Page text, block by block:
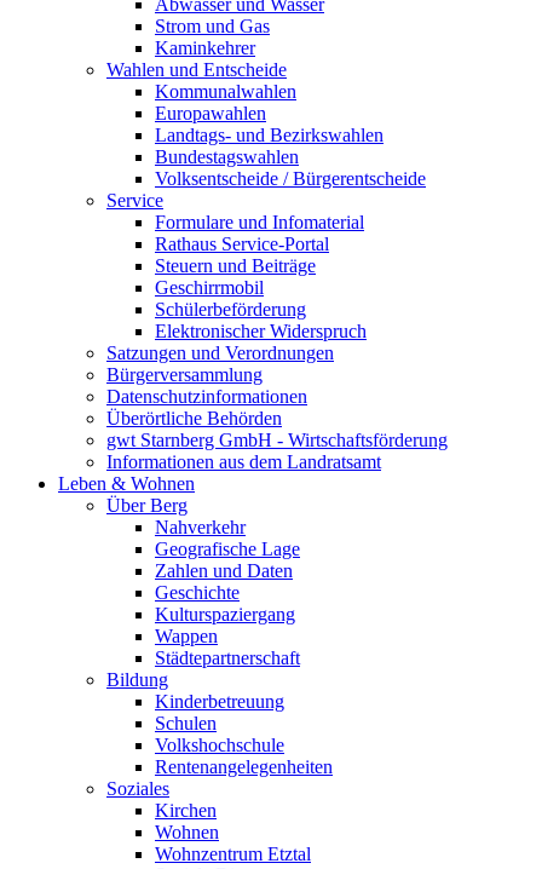
Abwasser und Wasser
Strom und Gas
Kaminkehrer
Wahlen und Entscheide
Kommunalwahlen
Europawahlen
Landtags- und Bezirkswahlen
Bundestagswahlen
Volksentscheide / Bürgerentscheide
Service
Formulare und Infomaterial
Rathaus Service-Portal
Steuern und Beiträge
Geschirrmobil
Schülerbeförderung
Elektronischer Widerspruch
Satzungen und Verordnungen
Bürgerversammlung
Datenschutzinformationen
Überörtliche Behörden
gwt Starnberg GmbH - Wirtschaftsförderung
Informationen aus dem Landratsamt
Leben & Wohnen
Über Berg
Nahverkehr
Geografische Lage
Zahlen und Daten
Geschichte
Kulturspaziergang
Wappen
Städtepartnerschaft
Bildung
Kinderbetreuung
Schulen
Volkshochschule
Rentenangelegenheiten
Soziales
Kirchen
Wohnen
Wohnzentrum Etztal